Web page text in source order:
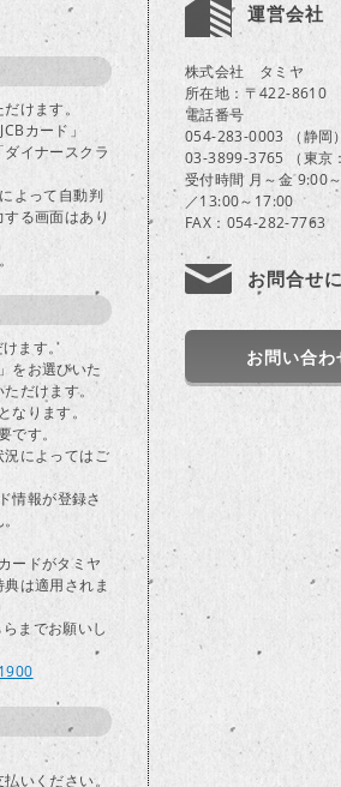
けます。
カード」
ダイナースクラ
よって自動判
る画面はあり
ます。
をお選びいた
だけます。
ります。
す。
によってはご
情報が登録さ
ードがタミヤ
は適用されま
までお願いし
いください。
運営会社
株式会社 タミヤ
所在地：〒422-8610
電話番号
054-283-0003 （静岡）
03-3899-3765 （東京
受付時間 月～金 9:00
／13:00～17:00
FAX：054-282-7763
お問合せ
お問い合